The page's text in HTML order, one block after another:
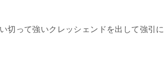
切って強いクレッシェンドを出して強引に